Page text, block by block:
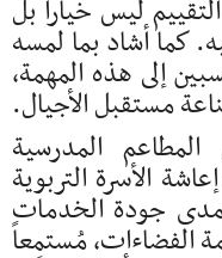
ليس خياراً بل
كما أشاد بما لمسه
إلى هذه المهمة،
مستقبل الأجيال.
المدرسية
الأسرة التربوية
مدى جودة الخدمات
الفضاءات، مُستمِعاً